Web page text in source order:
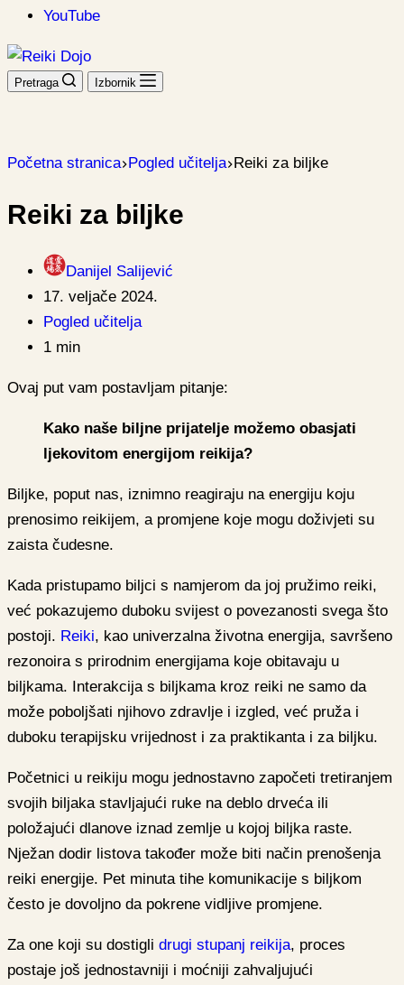
YouTube
Pretraga Izbornik
Početna stranica Pogled učitelja Reiki za biljke
Reiki za biljke
Danijel Salijević
17. veljače 2024.
Pogled učitelja
1 min
Ovaj put vam postavljam pitanje:
Kako naše biljne prijatelje možemo obasjati
ljekovitom energijom reikija?
Biljke, poput nas, iznimno reagiraju na energiju koju
prenosimo reikijem, a promjene koje mogu doživjeti su
zaista čudesne.
Kada pristupamo biljci s namjerom da joj pružimo reiki,
već pokazujemo duboku svijest o povezanosti svega što
postoji. Reiki, kao univerzalna životna energija, savršeno
rezonoira s prirodnim energijama koje obitavaju u
biljkama. Interakcija s biljkama kroz reiki ne samo da
može poboljšati njihovo zdravlje i izgled, već pruža i
duboku terapijsku vrijednost i za praktikanta i za biljku.
Početnici u reikiju mogu jednostavno započeti tretiranjem
svojih biljaka stavljajući ruke na deblo drveća ili
položajući dlanove iznad zemlje u kojoj biljka raste.
Nježan dodir listova također može biti način prenošenja
reiki energije. Pet minuta tihe komunikacije s biljkom
često je dovoljno da pokrene vidljive promjene.
Za one koji su dostigli drugi stupanj reikija, proces
postaje još jednostavniji i moćniji zahvaljujući